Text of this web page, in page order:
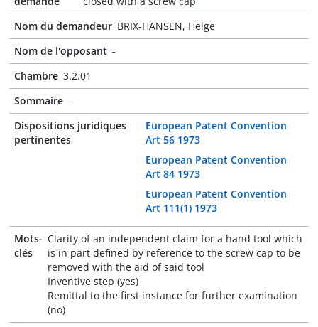
Nom du demandeur BRIX-HANSEN, Helge
Nom de l'opposant -
Chambre 3.2.01
Sommaire -
Dispositions juridiques
pertinentes
European Patent Convention
Art 56 1973
European Patent Convention
Art 84 1973
European Patent Convention
Art 111(1) 1973
Mots-
clés
Clarity of an independent claim for a hand tool which
is in part defined by reference to the screw cap to be
removed with the aid of said tool
Inventive step (yes)
Remittal to the first instance for further examination
(no)